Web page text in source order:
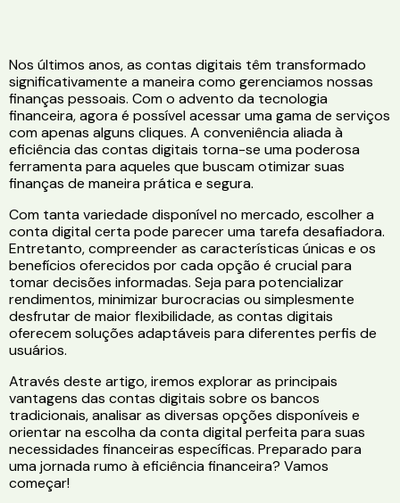
Nos últimos anos, as contas digitais têm transformado
significativamente a maneira como gerenciamos nossas
finanças pessoais. Com o advento da tecnologia
financeira, agora é possível acessar uma gama de serviços
com apenas alguns cliques. A conveniência aliada à
eficiência das contas digitais torna-se uma poderosa
ferramenta para aqueles que buscam otimizar suas
finanças de maneira prática e segura.
Com tanta variedade disponível no mercado, escolher a
conta digital certa pode parecer uma tarefa desafiadora.
Entretanto, compreender as características únicas e os
benefícios oferecidos por cada opção é crucial para
tomar decisões informadas. Seja para potencializar
rendimentos, minimizar burocracias ou simplesmente
desfrutar de maior flexibilidade, as contas digitais
oferecem soluções adaptáveis para diferentes perfis de
usuários.
Através deste artigo, iremos explorar as principais
vantagens das contas digitais sobre os bancos
tradicionais, analisar as diversas opções disponíveis e
orientar na escolha da conta digital perfeita para suas
necessidades financeiras específicas. Preparado para
uma jornada rumo à eficiência financeira? Vamos
começar!